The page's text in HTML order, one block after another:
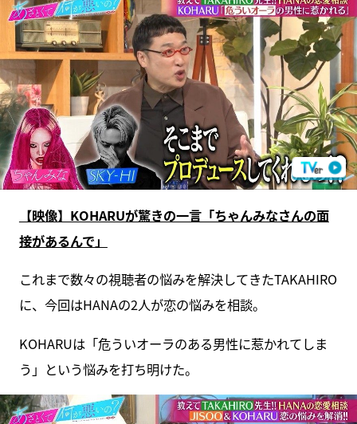
【映像】KOHARUが驚きの一言「ちゃんみなさんの面
接があるんで」
これまで数々の視聴者の悩みを解決してきたTAKAHIRO
に、今回はHANAの2人が恋の悩みを相談。
KOHARUは「危ういオーラのある男性に惹かれてしま
う」という悩みを打ち明けた。